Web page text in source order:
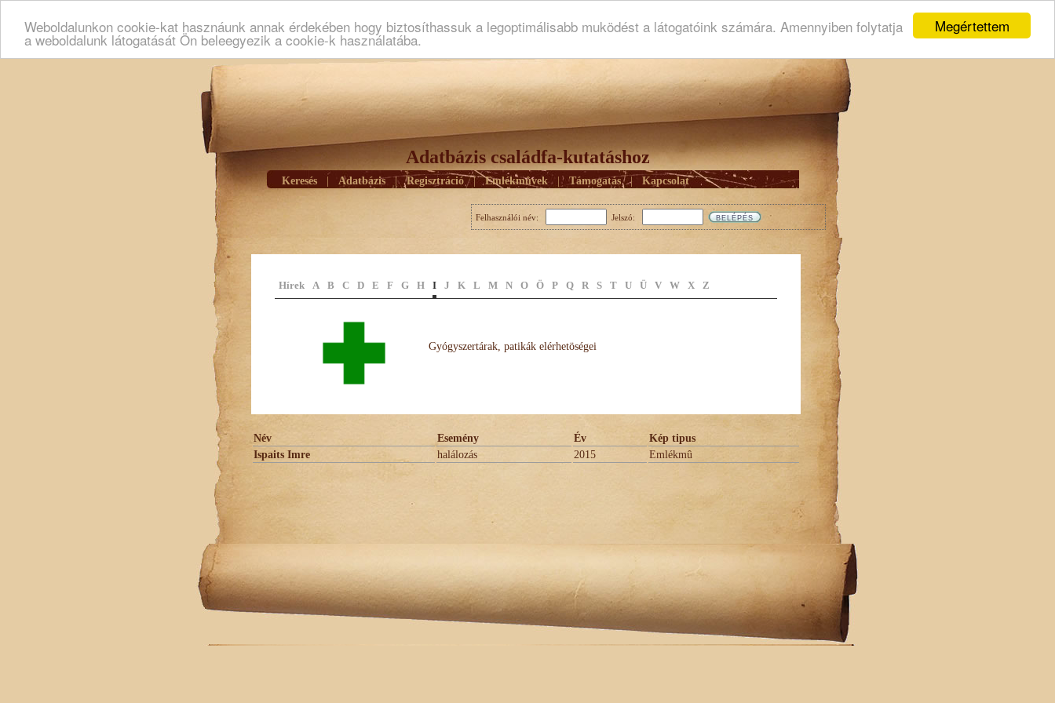
Megértettem
Weboldalunkon cookie-kat hasznáunk annak érdekében hogy biztosíthassuk a legoptimálisabb muködést a látogatóink számára. Amennyiben folytatja
a weboldalunk látogatását Ön beleegyezik a cookie-k használatába.
Adatbázis családfa-kutatáshoz
Keresés Adatbázis | Regisztráció | Emlékmûvek | Támogatás | Kapcsolat
Felhasználói név: Jelszó:
Hírek A B C D E F G H I J K L M N O Ö P Q R S T U Ü V W X Z
Gyógyszertárak, patikák elérhetöségei
Név Esemény Év
Kép tipus
Ispaits Imre
halálozás 2015 Emlékmû